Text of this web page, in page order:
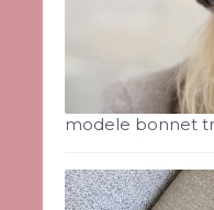
modele bonnet